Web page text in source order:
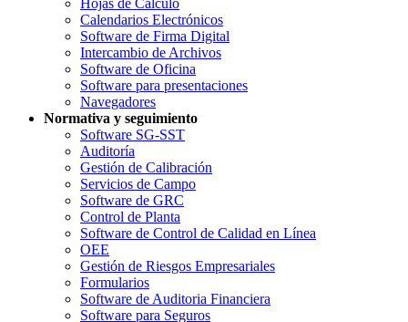
Calendarios Electrónicos
Software de Firma Digital
Intercambio de Archivos
Software de Oficina
Software para presentaciones
Navegadores
Normativa y seguimiento
Software SG-SST
Auditoría
Gestión de Calibración
Servicios de Campo
Software de GRC
Control de Planta
Software de Control de Calidad en Línea
OEE
Gestión de Riesgos Empresariales
Formularios
Software de Auditoria Financiera
Software para Seguros